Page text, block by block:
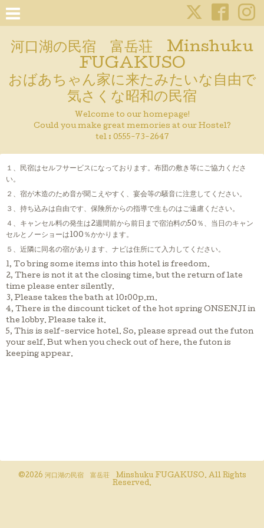
河口湖の民宿 富岳荘 Minshuku
FUGAKUSO
おばあちゃん家に来たみたいな自由で
気さくな昭和の民宿
Welcome to our homepage!
Could you make great memories at our Hostel?
tel : 0555-73-2647
１、民宿はセルフサービスになっております。布団の敷き等にご協力くださ
い。
２、宿が木造のため音が聞こえやすく、宴会等の騒音に注意してください。
３、持ち込みは自由です、保険所からの指導で生ものはご遠慮ください。
４、キャンセル料の発生は2週間前から前日まで宿泊料の50％、当日のキャン
セルとノーショーは100％かかります。
５、近隣に同名の宿があります、ナビは住所にて入力してください。
1, To bring some items into this hotel is freedom.
2, There is not it at the closing time, but the return of late
time please enter silently.
3, Please takes the bath at 10:00p.m.
4, There is the discount ticket of the hot spring ONSENJI in
the lobby. Please take it.
5, This is self-service hotel. So, please spread out the futon
your self. But when you check out of here, the futon is
keeping appear.
©2026 河口湖の民宿 富岳荘 Minshuku FUGAKUSO. All Rights
Reserved.